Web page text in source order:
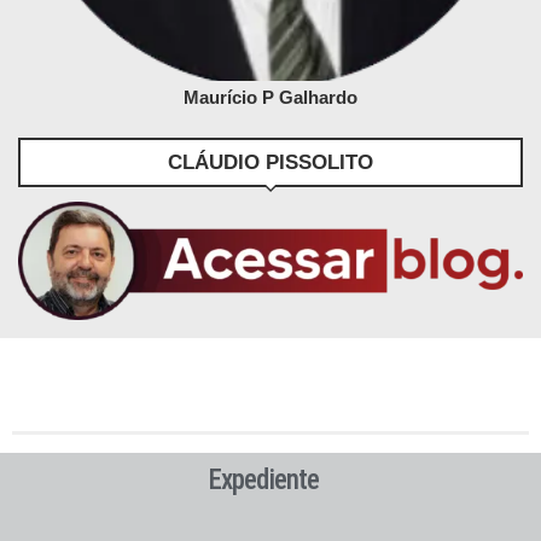
Maurício P Galhardo
CLÁUDIO PISSOLITO
Expediente